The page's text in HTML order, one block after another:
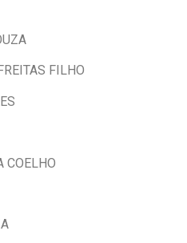
FILHO
COELHO